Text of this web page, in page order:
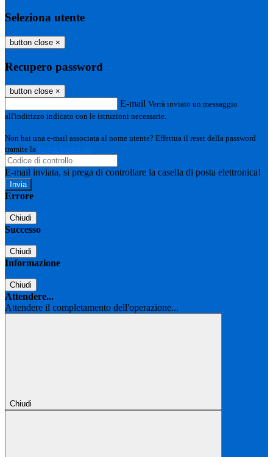
Seleziona utente
button close ×
Recupero password
button close ×
E-mail Verrà inviato un messaggio
all'indirizzo indicato con le istruzioni necessarie.
Non hai una e-mail associata al nome utente? Effettua il reset della password
tramite la Login Spaggiari
E-mail inviata, si prega di controllare la casella di posta elettronica!
Errore
Chiudi
Successo
Chiudi
Informazione
Chiudi
Attendere...
Attendere il completamento dell'operazione...
Chiudi